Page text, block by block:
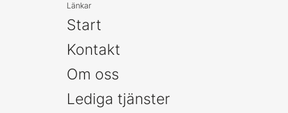
Länkar
Start
Kontakt
Om oss
Lediga tjänster